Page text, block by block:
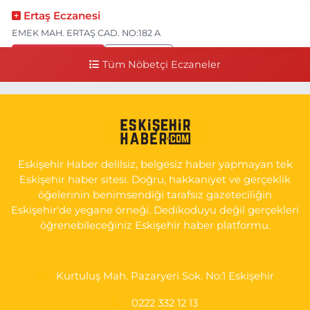
Ertaş Eczanesi
EMEK MAH. ERTAŞ CAD. NO:182 A
YAN SOKAĞI POLİKLİNİK KAPISI TAM KARŞISI I
Yol Tarifi Al
Tüm Nöbetçi Eczaneler
Eskişehir Haber delilsiz, belgesiz haber yapmayan tek
Eskişehir haber sitesi. Doğru, hakkaniyet ve gerçeklik
öğelerinin benimsendiği tarafsız gazeteciliğin
Eskişehir'de yegane örneği. Dedikoduyu değil gerçekleri
öğrenebileceğiniz Eskişehir haber platformu.
Kurtuluş Mah. Pazaryeri Sok. No:1 Eskişehir
0222 332 12 13